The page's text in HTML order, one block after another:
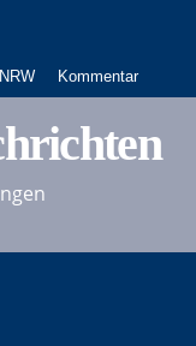
Kommentar